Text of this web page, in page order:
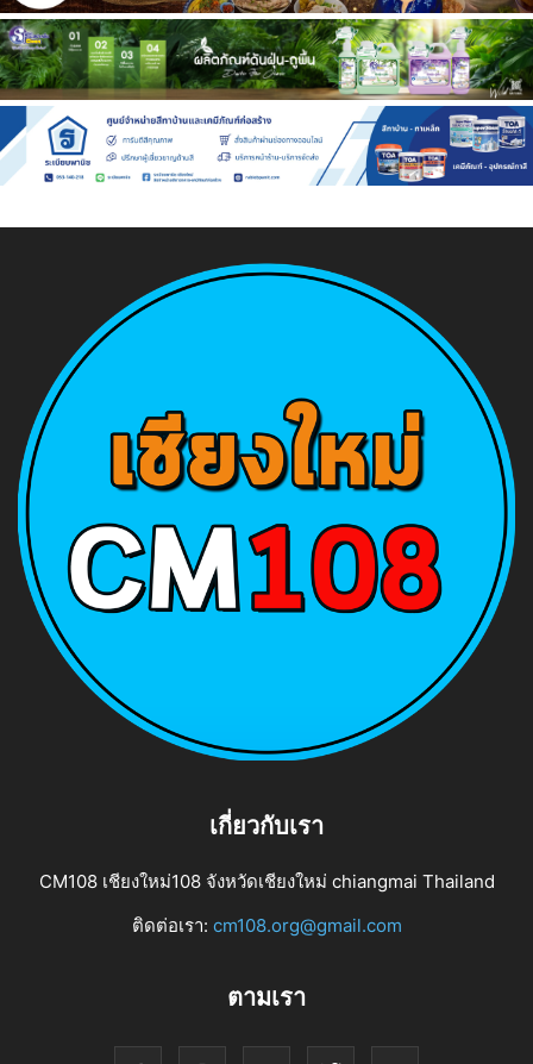
เกี่ยวกับเรา
CM108 เชียงใหม่108 จังหวัดเชียงใหม่ chiangmai Thailand
ติดต่อเรา: cm108.org@gmail.com
ตามเรา